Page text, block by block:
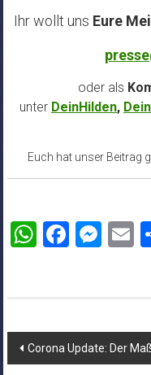
Ihr wollt uns Eure
oder als
unter DeinHilden,
Euch hat unser Beitrag
Corona Update: Der